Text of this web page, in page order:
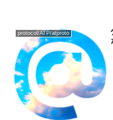
protocol/ATP/atproto